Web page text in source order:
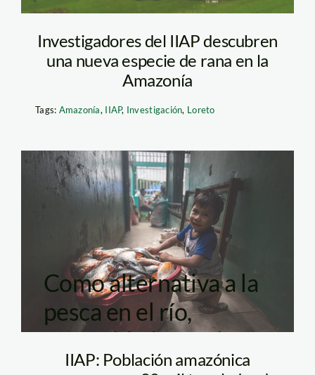
Investigadores del IIAP descubren
una nueva especie de rana en la
Amazonía
Tags: Amazonía, IIAP, Investigación, Loreto
Papa Francisco en
Madre de Dios
Como alternativa a la
pesca en el río,
comunidades nativas
realizan parrillas con
IIAP: Población amazónica